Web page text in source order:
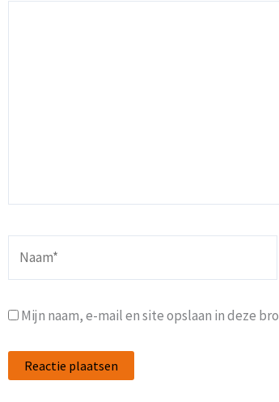
Mijn naam, e-mail en site opslaan in deze